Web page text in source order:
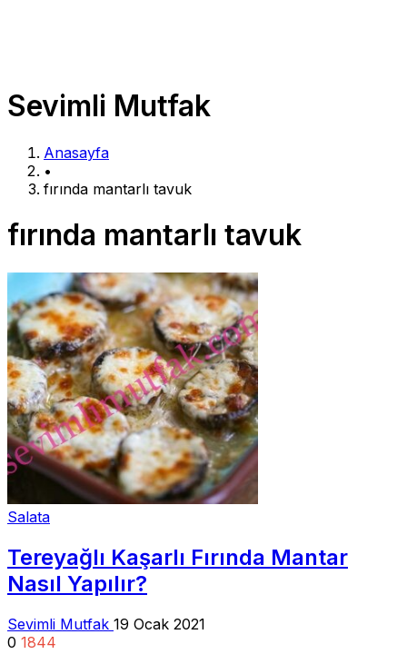
Sevimli Mutfak
Anasayfa
•
fırında mantarlı tavuk
fırında mantarlı tavuk
Salata
Tereyağlı Kaşarlı Fırında Mantar
Nasıl Yapılır?
Sevimli Mutfak 19 Ocak 2021
0 1844